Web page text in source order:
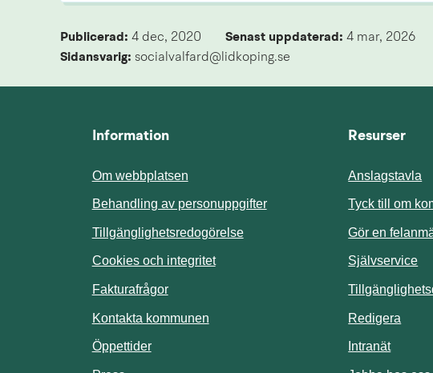
Publicerad: 4 dec, 2020 Senast uppdaterad: 4 mar, 2026
Sidansvarig: socialvalfard@lidkoping.se
Information
Om webbplatsen
Behandling av personuppgifter
Tillgänglighetsredogörelse
Cookies och integritet
Fakturafrågor
Kontakta kommunen
Öppettider
Resurser
Anslagstavla
Tyck till om
Gör en
Självservice
Redigera
IntranätLänk